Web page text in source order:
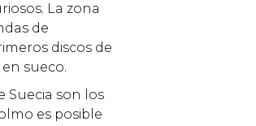
La zona
de
discos de
sueco.
Suecia son los
es posible